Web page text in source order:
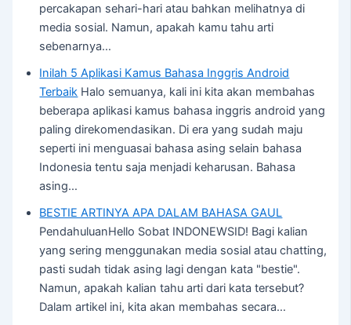
percakapan sehari-hari atau bahkan melihatnya di
media sosial. Namun, apakah kamu tahu arti
sebenarnya…
Inilah 5 Aplikasi Kamus Bahasa Inggris Android
Terbaik Halo semuanya, kali ini kita akan membahas
beberapa aplikasi kamus bahasa inggris android yang
paling direkomendasikan. Di era yang sudah maju
seperti ini menguasai bahasa asing selain bahasa
Indonesia tentu saja menjadi keharusan. Bahasa
asing…
BESTIE ARTINYA APA DALAM BAHASA GAUL
PendahuluanHello Sobat INDONEWSID! Bagi kalian
yang sering menggunakan media sosial atau chatting,
pasti sudah tidak asing lagi dengan kata "bestie".
Namun, apakah kalian tahu arti dari kata tersebut?
Dalam artikel ini, kita akan membahas secara…